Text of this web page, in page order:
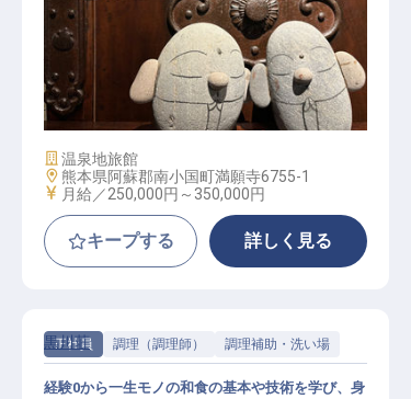
仲居│賞与年2回／個室寮あり／毎年
12/31～1/3休／月給25万～
施設業態
温泉地旅館
勤務地
熊本県阿蘇郡南小国町満願寺6755-1
給与
月給／250,000円～ 350,000円
キープする 詳しく見る
正社員 調理（調理師） 調理補助・洗い場
黒川荘
経験0から一生モノの和食の基本や技術を学び、身